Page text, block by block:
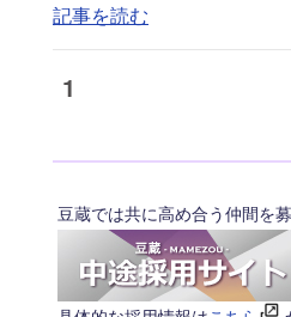
記事を読む
1
豆蔵では共に高め合う仲間を